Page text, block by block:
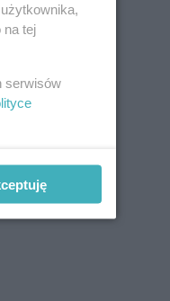
na tej
serwisów